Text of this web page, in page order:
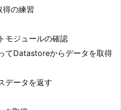
得の練習
ジュールの確認
Datastoreからデータを取得
ータを返す